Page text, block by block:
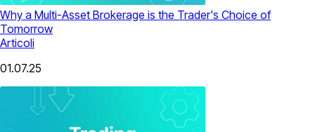
Why a Multi-Asset Brokerage is the Trader's Choice of
Tomorrow
Articoli
01.07.25